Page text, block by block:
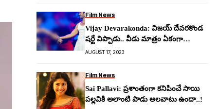
Film News
Vijay Devarakonda: విజ‌య్ దేవ‌ర‌కొండ
ష‌ర్టే విప్పాడు.. వీడు మాత్రం ఏకంగా
హీరోయిన్ చీరే లాగేశాడుగా..!
AUGUST 17, 2023
Film News
Sai Pallavi: ప్ర‌శాంతంగా కనిపించే సాయి
ప‌ల్ల‌వికి అలాంటి పాడు అల‌వాటు ఉందా..!